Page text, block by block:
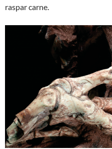
raspar carne.